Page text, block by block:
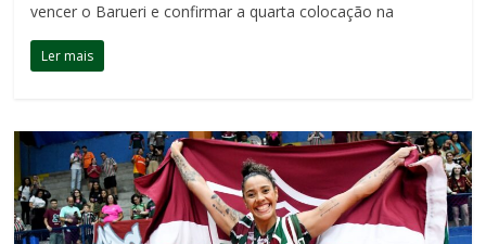
vencer o Barueri e confirmar a quarta colocação na
Ler mais